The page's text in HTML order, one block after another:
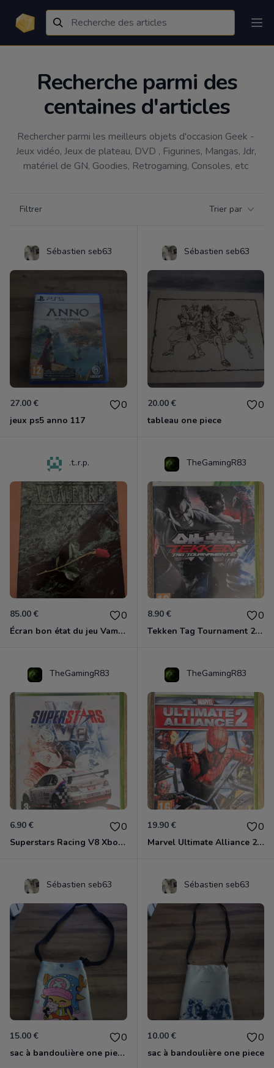
Recherche parmi des
centaines d'articles
Rechercher parmi les meilleurs objets d'occasion Geek -
Jeux vidéo, Jeux de plateau, DVD , Figurines, Mangas, Jdr,
matériel de GN, Goodies, Retrogaming, Consoles, etc
Filtrer Trier par
Sébastien seb63
27.00 € 0
jeux ps5 anno 117
Sébastien seb63
20.00 € 0
tableau one piece
.t..r.p.
85.00 € 0
Écran bon état du jeu Vampire et livre de règles « la mascarade » état d’usage
TheGamingR83
8.90 € 0
Tekken Tag Tournament 2 Xbox 360
TheGamingR83
6.90 € 0
Superstars Racing V8 Xbox 360
TheGamingR83
19.90 € 0
Marvel Ultimate Alliance 2 Xbox 360
Sébastien seb63
15.00 € 0
sac à bandoulière one piece chopper
Sébastien seb63
10.00 € 0
sac à bandoulière one piece